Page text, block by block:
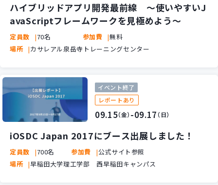
ハイブリッドアプリ開発最前線 ～使いやすいJ
avaScriptフレームワークを見極めよう～
定員数 70名 参加費
無料
場所
カサレアル泉岳寺トレーニングセンター
イベント終了
レポートあり
09.15（金） -09.17 （日）
iOSDC Japan 2017にブース出展しました！
定員数 700名 参加費
公式サイト参照
場所
早稲田大学理工学部 西早稲田キャンパス